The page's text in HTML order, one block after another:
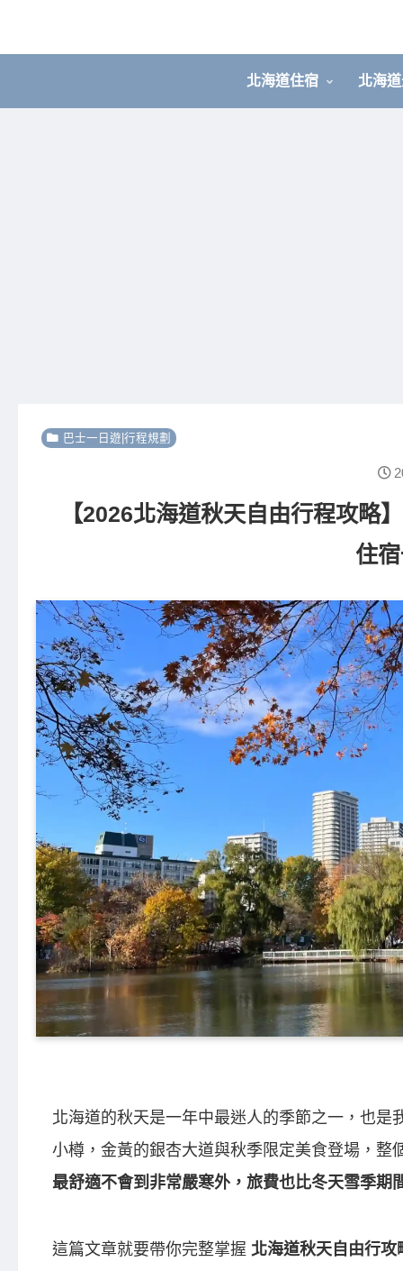
北海道住宿 北海
巴士一日遊|行程規劃
【2026北海道秋天自由行程攻略
住
北海道的秋天是一年中最迷人的季節之一，也
小樽，金黃的銀杏大道與秋季限定美食登場，整
最舒適不會到非常嚴寒外，旅費也比冬天雪季期
這篇文章就要帶你完整掌握 北海道秋天自由行攻